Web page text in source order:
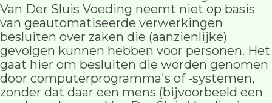
Van Der Sluis Voeding neemt niet op basis
van geautomatiseerde verwerkingen
besluiten over zaken die (aanzienlijke)
gevolgen kunnen hebben voor personen. Het
gaat hier om besluiten die worden genomen
door computerprogramma's of -systemen,
zonder dat daar een mens (bijvoorbeeld een